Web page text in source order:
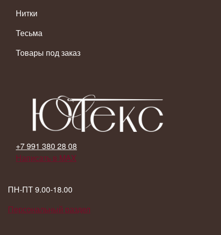
Нитки
Тесьма
Товары под заказ
+7 991 380 28 08
Написать в MAX
ПН-ПТ 9.00-18.00
Персональный раздел